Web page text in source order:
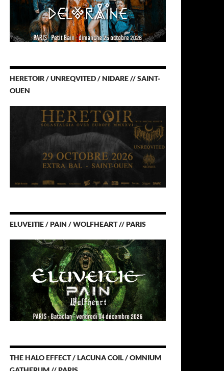
HERETOIR / UNREQVITED / NIDARE // SAINT-
OUEN
ELUVEITIE / PAIN / WOLFHEART // PARIS
THE HALO EFFECT / LACUNA COIL / OMNIUM